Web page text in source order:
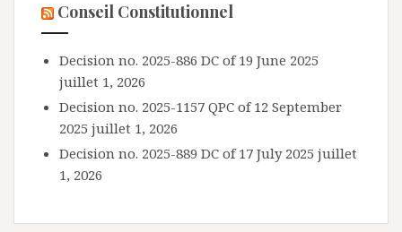
Conseil Constitutionnel
Decision no. 2025-886 DC of 19 June 2025
juillet 1, 2026
Decision no. 2025-1157 QPC of 12 September
2025 juillet 1, 2026
Decision no. 2025-889 DC of 17 July 2025 juillet
1, 2026